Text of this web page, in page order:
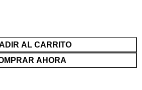
AL CARRITO
AHORA